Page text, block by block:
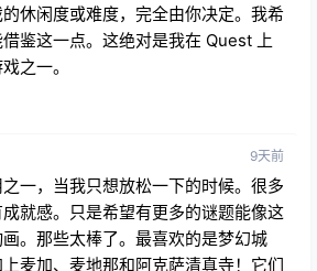
休闲度或难度，完全由你决定。我希
鉴这一点。这绝对是我在 Quest 上
之一。
9天前
一，当我只想放松一下的时候。很多
就感。只是希望有更多的谜题能像这
。那些太棒了。最喜欢的是梦幻城
麦加、麦地那和阿克萨清真寺！它们